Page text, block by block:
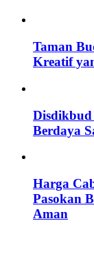
Taman
Kreatif
Disdikbud
Berdaya
Harga
Pasokan
Aman